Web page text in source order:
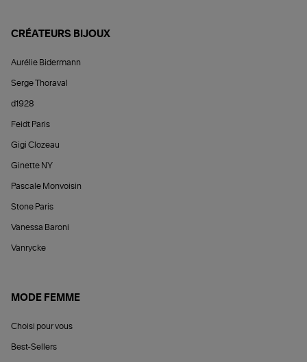
CRÉATEURS BIJOUX
Aurélie Bidermann
Serge Thoraval
d1928
Feidt Paris
Gigi Clozeau
Ginette NY
Pascale Monvoisin
Stone Paris
Vanessa Baroni
Vanrycke
MODE FEMME
Choisi pour vous
Best-Sellers